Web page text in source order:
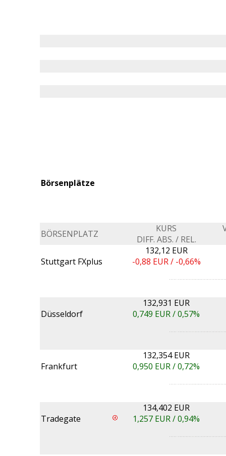
Börsenplätze
BÖRSENPLATZ
KURS
DIFF. ABS. / REL.
Stuttgart FXplus
132,12 EUR
-0,88 EUR / -0,66%
Düsseldorf
132,931 EUR
0,749 EUR /0,57%
Frankfurt
132,354 EUR
0,950 EUR /0,72%
Tradegate
134,402 EUR
1,257 EUR /0,94%